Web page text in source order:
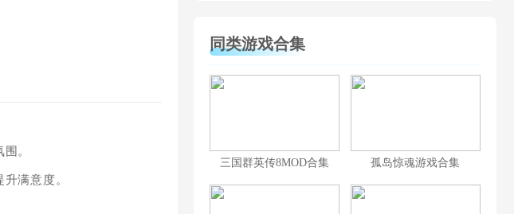
。
满意度。
同类游戏合集
三国群英传8MOD合集 孤岛惊魂游戏合集